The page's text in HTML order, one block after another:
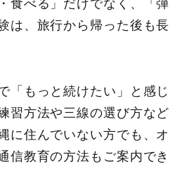
食べる」だけでなく、「弾
は、旅行から帰った後も長
「もっと続けたい」と感じ
習方法や三線の選び方など
に住んでいない方でも、オ
信教育の方法もご案内でき